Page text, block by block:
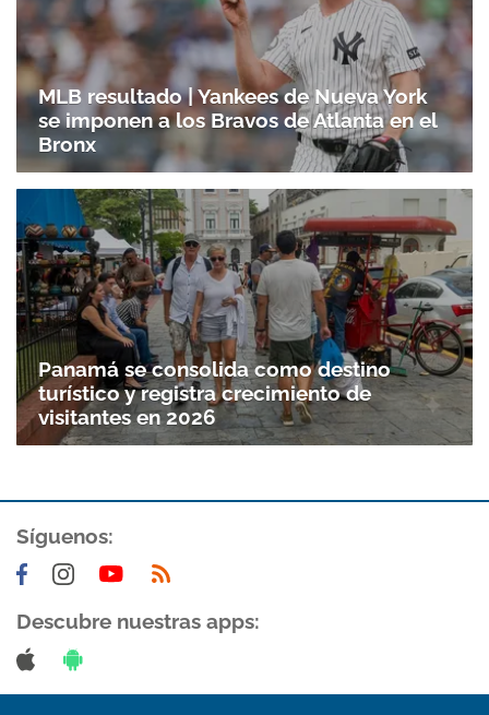
MLB resultado | Yankees de Nueva York
se imponen a los Bravos de Atlanta en el
Bronx
Panamá se consolida como destino
turístico y registra crecimiento de
visitantes en 2026
Síguenos:
Descubre nuestras apps: